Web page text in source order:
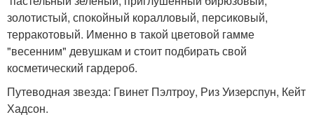
золотистый, спокойный коралловый, персиковый,
терракотовый. Именно в такой цветовой гамме
"весенним" девушкам и стоит подбирать свой
косметический гардероб.
Путеводная звезда: Гвинет Пэлтроу, Риз Уизерспун, Кейт
Хадсон.